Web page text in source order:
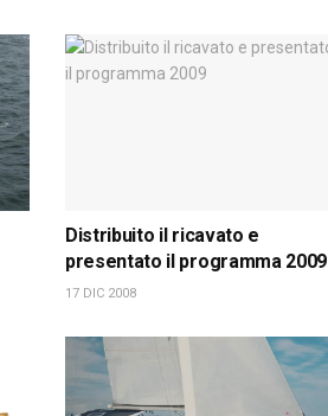
Distribuito il ricavato e
presentato il programma 2009
17 DIC 2008